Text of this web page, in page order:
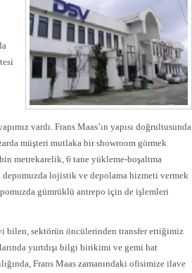
vardı. Frans Maas’ın yapısı doğrultusunda
müşteri mutlaka bir showroom görmek
metrekarelik, 6 tane yükleme-boşaltma
lojistik ve depolama hizmeti vermek
gümrüklü antrepo için de işlemleri
bilen, sektörün öncülerinden transfer ettiğimiz
yurtdışı bilgi birikimi ve gemi hat
Frans Maas zamanındaki ofisimize ilave